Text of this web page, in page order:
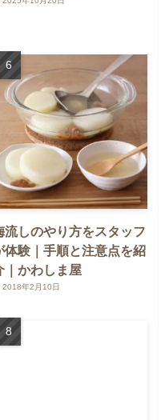
流しのやり方をスタッフ
体験｜手順と注意点を紹
｜かわしま屋
2018年2月10日